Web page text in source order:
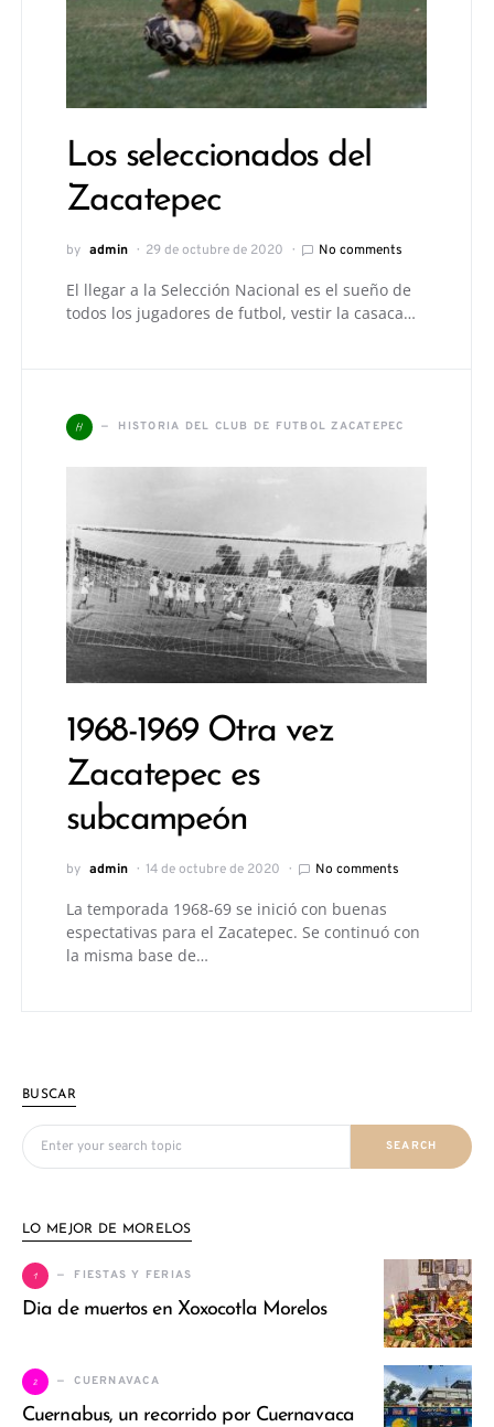
Los seleccionados del
Zacatepec
by admin 29 de octubre de 2020 No comments
El llegar a la Selección Nacional es el sueño de
todos los jugadores de futbol, vestir la casaca…
H HISTORIA DEL CLUB DE FUTBOL ZACATEPEC
1968-1969 Otra vez
Zacatepec es
subcampeón
by admin 14 de octubre de 2020 No comments
La temporada 1968-69 se inició con buenas
espectativas para el Zacatepec. Se continuó con
la misma base de…
BUSCAR
Search for:
SEARCH
LO MEJOR DE MORELOS
1 FIESTAS Y FERIAS
Dia de muertos en Xoxocotla Morelos
2 CUERNAVACA
Cuernabus, un recorrido por Cuernavaca